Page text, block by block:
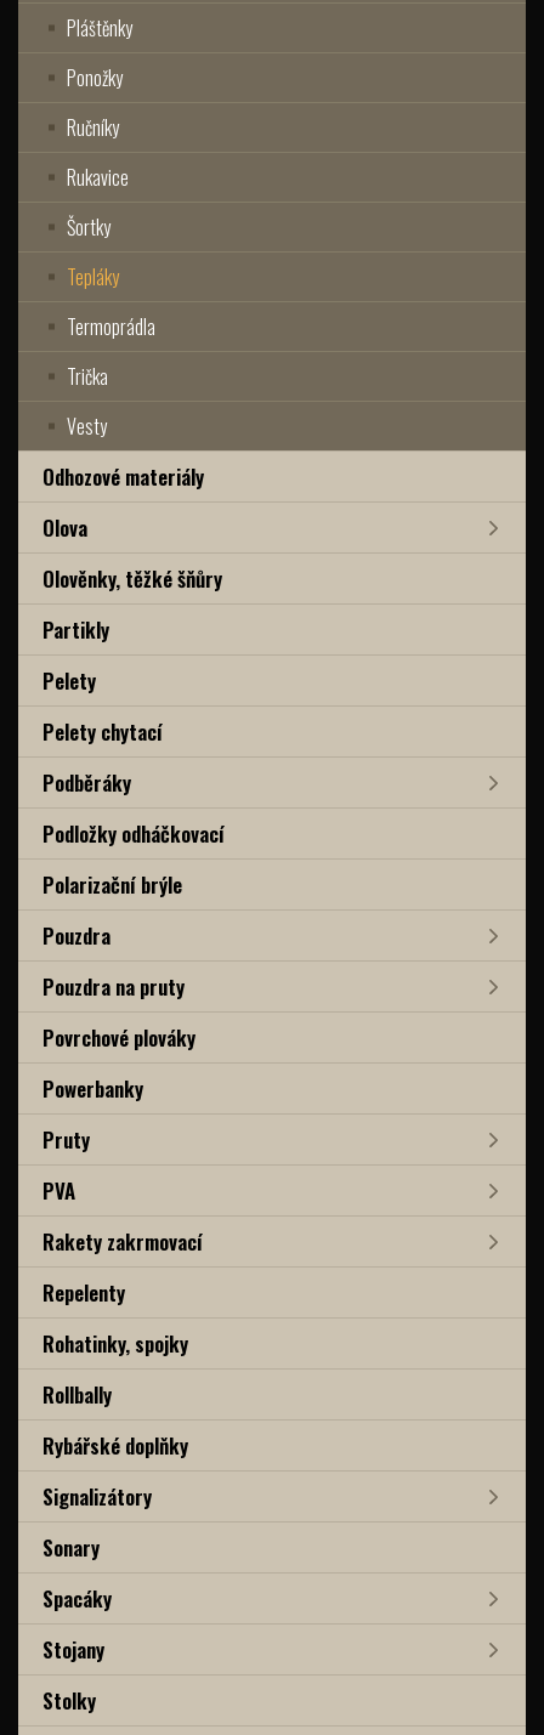
Pláštěnky
Ponožky
Ručníky
Rukavice
Šortky
Tepláky
Termoprádla
Trička
Vesty
Odhozové materiály
Olova
Olověnky, těžké šňůry
Partikly
Pelety
Pelety chytací
Podběráky
Podložky odháčkovací
Polarizační brýle
Pouzdra
Pouzdra na pruty
Povrchové plováky
Powerbanky
Pruty
PVA
Rakety zakrmovací
Repelenty
Rohatinky, spojky
Rollbally
Rybářské doplňky
Signalizátory
Sonary
Spacáky
Stojany
Stolky